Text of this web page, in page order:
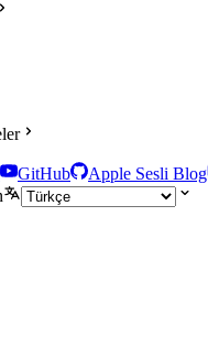
GitHub Apple Sesli Blog